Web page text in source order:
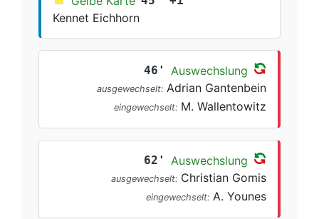
Kennet Eichhorn
46' Auswechslung
ausgewechselt: Adrian Gantenbein
eingewechselt: M. Wallentowitz
62' Auswechslung
ausgewechselt: Christian Gomis
eingewechselt: A. Younes